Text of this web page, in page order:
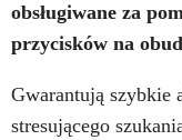
obsługiwane za
przycisków na
Gwarantują szybkie
stresującego